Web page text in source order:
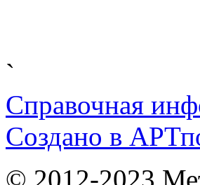
`
Справочная
Cоздано в АРТ